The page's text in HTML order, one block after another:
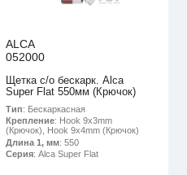
ALCA
052000
Щетка с/о бескарк. Alca
Super Flat 550мм (Крючок)
Тип: Бескаркасная
Крепление: Hook 9x3mm
(Крючок), Hook 9x4mm (Крючок)
Длина 1, мм: 550
Серия: Alca Super Flat